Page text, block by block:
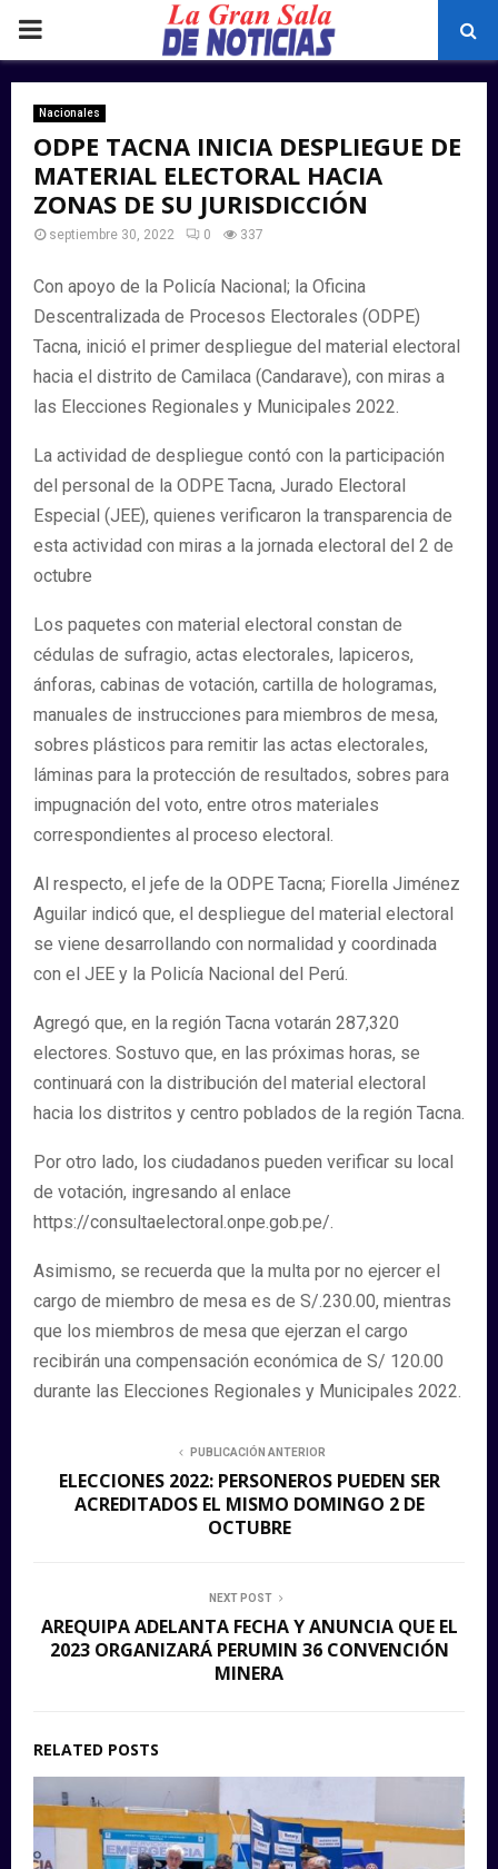
PRIMARY
MENU
Nacionales
ODPE TACNA INICIA DESPLIEGUE DE
MATERIAL ELECTORAL HACIA
ZONAS DE SU JURISDICCIÓN
septiembre 30, 2022 0 337
Con apoyo de la Policía Nacional; la Oficina
Descentralizada de Procesos Electorales (ODPE)
Tacna, inició el primer despliegue del material electoral
hacia el distrito de Camilaca (Candarave), con miras a
las Elecciones Regionales y Municipales 2022.
La actividad de despliegue contó con la participación
del personal de la ODPE Tacna, Jurado Electoral
Especial (JEE), quienes verificaron la transparencia de
esta actividad con miras a la jornada electoral del 2 de
octubre
Los paquetes con material electoral constan de
cédulas de sufragio, actas electorales, lapiceros,
ánforas, cabinas de votación, cartilla de hologramas,
manuales de instrucciones para miembros de mesa,
sobres plásticos para remitir las actas electorales,
láminas para la protección de resultados, sobres para
impugnación del voto, entre otros materiales
correspondientes al proceso electoral.
Al respecto, el jefe de la ODPE Tacna; Fiorella Jiménez
Aguilar indicó que, el despliegue del material electoral
se viene desarrollando con normalidad y coordinada
con el JEE y la Policía Nacional del Perú.
Agregó que, en la región Tacna votarán 287,320
electores. Sostuvo que, en las próximas horas, se
continuará con la distribución del material electoral
hacia los distritos y centro poblados de la región Tacna.
Por otro lado, los ciudadanos pueden verificar su local
de votación, ingresando al enlace
https://consultaelectoral.onpe.gob.pe/.
Asimismo, se recuerda que la multa por no ejercer el
cargo de miembro de mesa es de S/.230.00, mientras
que los miembros de mesa que ejerzan el cargo
recibirán una compensación económica de S/ 120.00
durante las Elecciones Regionales y Municipales 2022.
PUBLICACIÓN ANTERIOR
ELECCIONES 2022: PERSONEROS PUEDEN SER
ACREDITADOS EL MISMO DOMINGO 2 DE
OCTUBRE
NEXT POST
AREQUIPA ADELANTA FECHA Y ANUNCIA QUE EL
2023 ORGANIZARÁ PERUMIN 36 CONVENCIÓN
MINERA
RELATED POSTS